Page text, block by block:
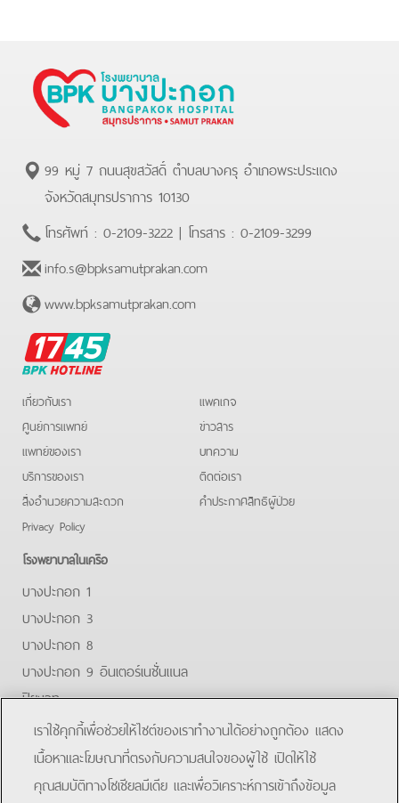
99 หมู่ 7 ถนนสุขสวัสดิ์ ตำบลบางครุ อำเภอพระประแดง
จังหวัดสมุทรปราการ 10130
โทรศัพท์ : 0-2109-3222 | โทรสาร : 0-2109-3299
info.s@bpksamutprakan.com
www.bpksamutprakan.com
BPK
Hotline
เกี่ยวกับเรา
ศูนย์การแพทย์
แพทย์ของเรา
บริการของเรา
สิ่งอำนวยความสะดวก
Privacy Policy
แพคเกจ
ข่าวสาร
บทความ
ติดต่อเรา
คําประกาศสิทธิผู้ป่วย
โรงพยาบาลในเครือ
บางปะกอก 1
บางปะกอก 3
บางปะกอก 8
บางปะกอก 9 อินเตอร์เนชั่นแนล
ปิยะเวท
บางปะกอก-รังสิต 2
บางปะกอกสมุทรปราการ
FacebookLine
เราใช้คุกกี้เพื่อช่วยให้ไซต์ของเราทำงานได้อย่างถูกต้อง แสดง
เนื้อหาและโฆษณาที่ตรงกับความสนใจของผู้ใช้ เปิดให้ใช้
คุณสมบัติทางโซเชียลมีเดีย และเพื่อวิเคราะห์การเข้าถึงข้อมูล